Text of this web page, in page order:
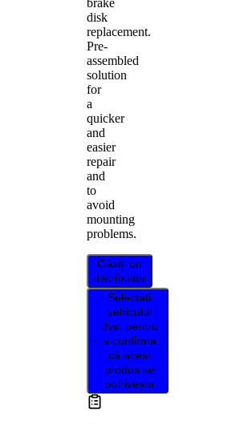
disk
replacement.
Pre-
assembled
solution
for
a
quicker
and
easier
repair
and
to
avoid
mounting
problems.
Găsiți un
distribuitor
Selectați
vehiculul
dvs. pentru
a confirma
că acest
produs se
potrivește